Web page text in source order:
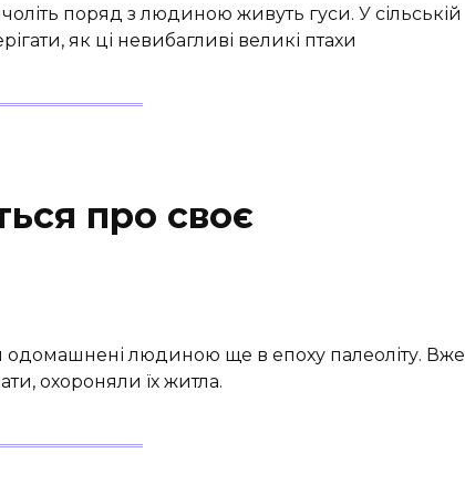
поряд з людиною живуть гуси. У сільській
як ці невибагливі великі птахи
про своє
одомашнені людиною ще в епоху палеоліту. Вже
охороняли їх житла.